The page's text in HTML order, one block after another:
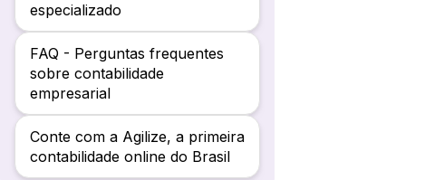
especializado
FAQ - Perguntas frequentes
sobre contabilidade
empresarial
Conte com a Agilize, a primeira
contabilidade online do Brasil